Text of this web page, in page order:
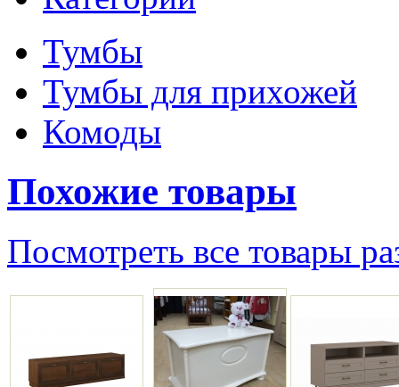
Тумбы
Тумбы для прихожей
Комоды
Похожие товары
Посмотреть все товары